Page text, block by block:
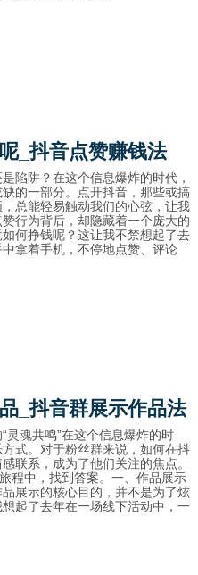
_抖音点赞赚钱法
陷阱？在这个信息爆炸的时代，
的一部分。点开抖音，那些或搞
总能轻易触动我们的心弦，让我
行为背后，却隐藏着一个庞大的
何挣钱呢？这让我不禁想起了去
拿着手机，不停地点赞、评论
_抖音群展示作品法
灵魂共鸣”在这个信息爆炸的时
式。对于粉丝群来说，如何在抖
联系，成为了他们关注的焦点。
程中，找到答案。一、作品展示
展示的核心目的，并不是为了炫
起了去年在一场线下活动中，一